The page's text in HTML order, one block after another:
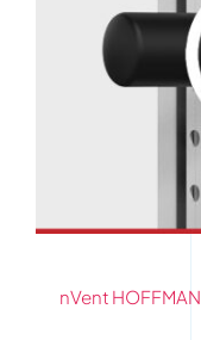
nVent HOFFMAN